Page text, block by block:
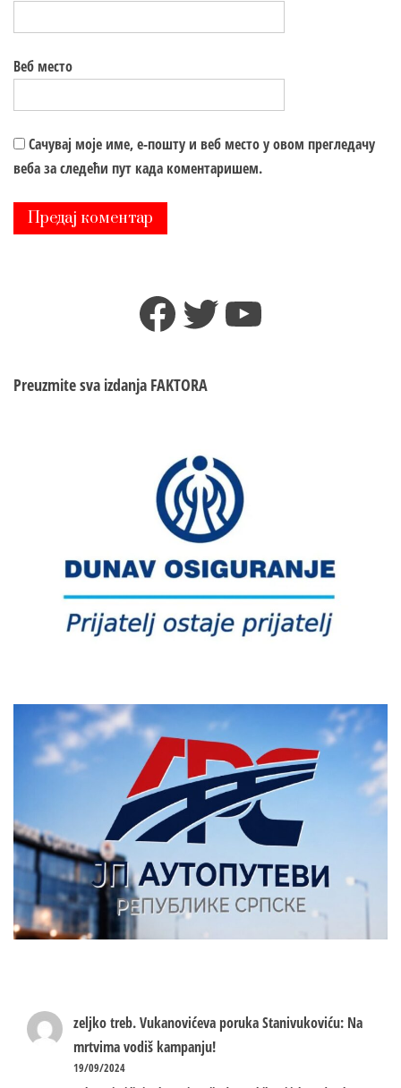
Веб место
Сачувај моје име, е-пошту и веб место у овом прегледачу
веба за следећи пут када коментаришем.
Facebook
TwitterYouTube
Preuzmite sva izdanja FAKTORA
zeljko treb.Vukanovićeva poruka Stanivukoviću: Na
mrtvima vodiš kampanju!
19/09/2024